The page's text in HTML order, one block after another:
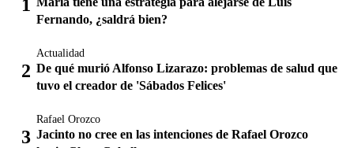
Fernando, ¿saldrá bien?
Actualidad
De qué murió Alfonso Lizarazo: problemas de salud que
tuvo el creador de 'Sábados Felices'
Rafael Orozco
Jacinto no cree en las intenciones de Rafael Orozco